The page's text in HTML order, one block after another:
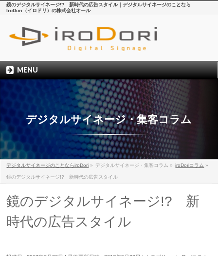
鏡のデジタルサイネージ!? 新時代の広告スタイル｜デジタルサイネージのことなら
IroDori（イロドリ）の株式会社オール
MENU
デジタルサイネージ・集客コラム
デジタルサイネージのことならiroDori » デジタルサイネージ・集客コラム » iroDoriコラム »
鏡のデジタルサイネージ!? 新時代の広告スタイル
鏡のデジタルサイネージ!? 新
時代の広告スタイル